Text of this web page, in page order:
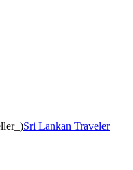
Sri Lankan Traveler